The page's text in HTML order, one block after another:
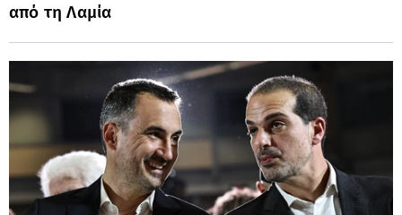
από τη Λαμία